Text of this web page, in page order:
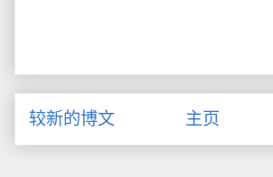
较新的博文 主页